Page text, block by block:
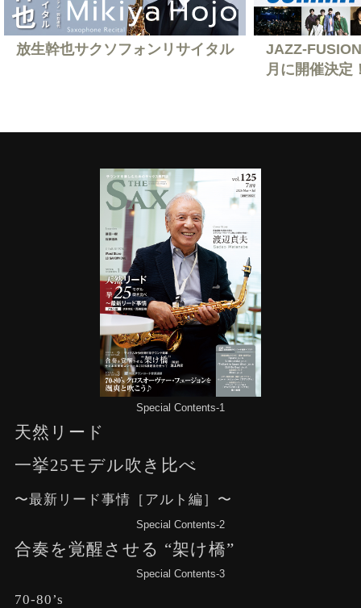
放生幹也サクソフォンリサイタル
JAZZ-
月に開催決定
Special Contents-1
天然リード
一挙25モデル吹き比べ
〜最新リード事情［アルト編］〜
Special Contents-2
合奏を覚醒させる “架け橋”
Special Contents-3
70-80’s